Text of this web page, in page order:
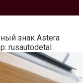
знак Astera
rusautodetal